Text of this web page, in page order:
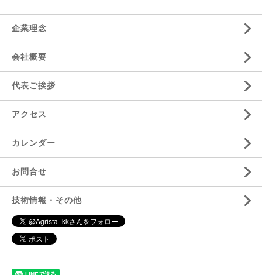
企業理念
会社概要
代表ご挨拶
アクセス
カレンダー
お問合せ
技術情報・その他